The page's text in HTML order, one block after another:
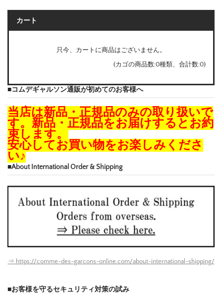
カート
只今、カートに商品はございません。
(カゴの商品数:0種類、合計数:0)
■コムデギャルソン通販が初めてのお客様へ
当店は新品・正規品のみの取り扱いで
す。新品・正規品をお届けするとお約
束します。
安心してお買い物をお楽しみくださ
い♪
■About International Order & Shipping
⇒ https://comme-des-garcons-online.com/about-international-shipping/
■お客様を守るセキュリティ対策の試み